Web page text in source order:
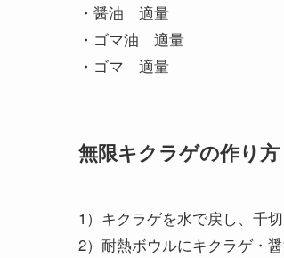
・醤油 適量
・ゴマ油 適量
・ゴマ 適量
無限キクラゲの作り方
1）キクラゲを水で戻し、千
2）耐熱ボウルにキクラゲ・